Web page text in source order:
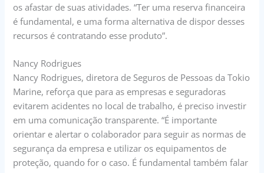
os afastar de suas atividades. “Ter uma reserva financeira
é fundamental, e uma forma alternativa de dispor desses
recursos é contratando esse produto”.
Nancy Rodrigues
Nancy Rodrigues, diretora de Seguros de Pessoas da Tokio
Marine, reforça que para as empresas e seguradoras
evitarem acidentes no local de trabalho, é preciso investir
em uma comunicação transparente. “É importante
orientar e alertar o colaborador para seguir as normas de
segurança da empresa e utilizar os equipamentos de
proteção, quando for o caso. É fundamental também falar